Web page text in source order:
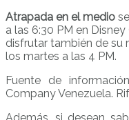
Atrapada en el medio
a las 6:30 PM en
disfrutar también de su
los martes a las 4 PM.
Fuente de
Company Venezuela.